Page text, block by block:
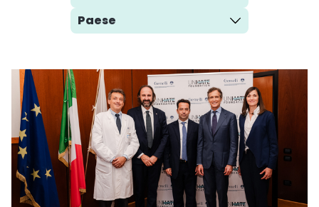
d'azione
Stato
iniziativa
Paese